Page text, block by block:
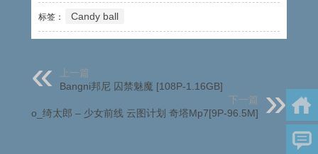
标签： Candy ball
上一篇
Bangni邦尼 囚禁魅魔 [108P-1.16GB]
下一篇
Kitaro_绮太郎 – 少女前线 云图计划 奇塔Mp7[9P-96.5M]